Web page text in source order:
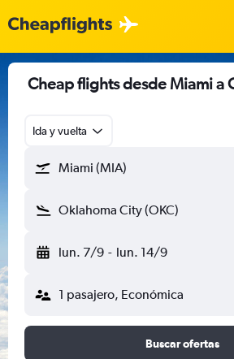
Cheap flights desde Miami a
Ida y vuelta
Miami (MIA)
Oklahoma City (OKC)
lun. 7/9 - lun. 14/9
1 pasajero, Económica
Buscar ofertas